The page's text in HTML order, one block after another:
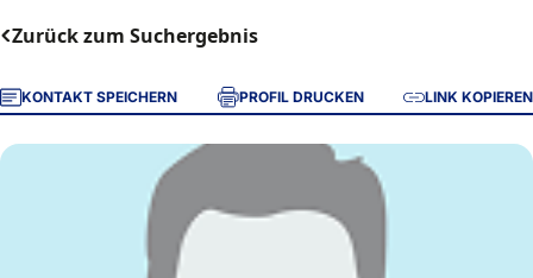
Zurück zum Suchergebnis
KONTAKT SPEICHERN PROFIL DRUCKEN LINK KOPIEREN